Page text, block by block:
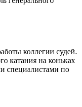
коллегии судей.
катания на коньках
специалистами по